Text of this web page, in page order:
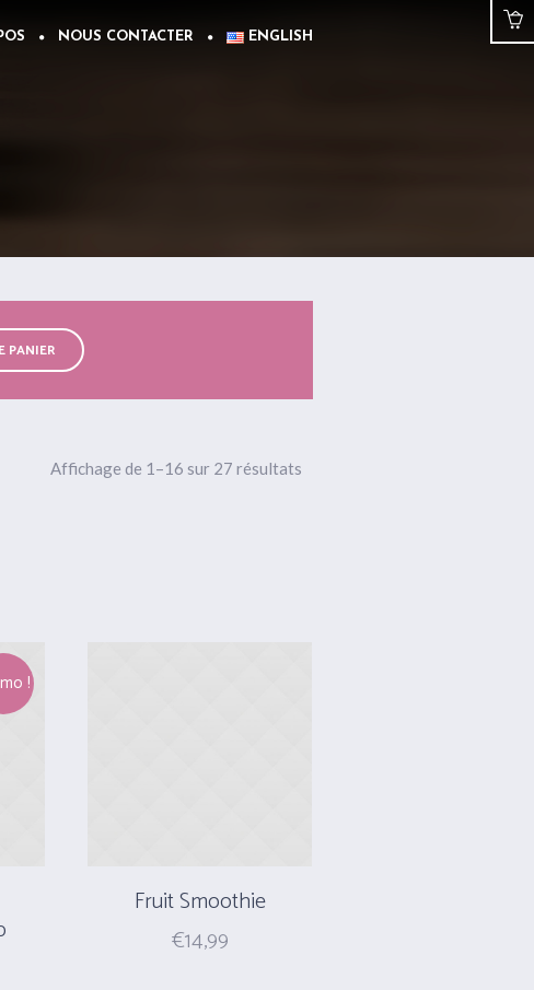
NOUS CONTACTER ENGLISH
PANIER
Affichage de 1–16 sur 27 résultats
!
Fruit Smoothie
€14,99